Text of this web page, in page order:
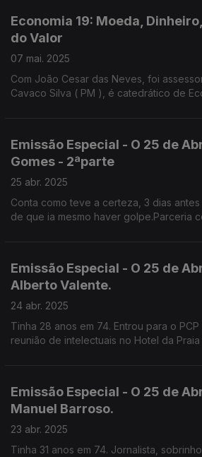
Economia 19: Moeda,
do Valor
07 mai. 2025
Com João Cesar das Neves, foi
Cavaco Silva ( PM ), é catedrático de
Emissão Especial - O 25 de
Gomes - 2ªparte
25 abr. 2025
Conta como teve a certeza, 3 dias
de que ia mesmo haver golpe.Parceria
Emissão Especial - O 25 de
Alberto Valente.
24 abr. 2025
Tinha 28 anos em 74. Entrou para o
reunião de intelectuais no Hotel da Praia
Emissão Especial - O 25 de
Manuel Barroso.
23 abr. 2025
Tinha 31 anos em 74. Jornalista,